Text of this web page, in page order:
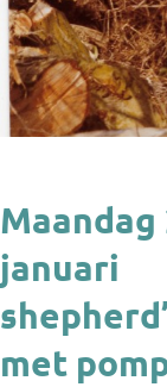
Maandag
januari
met